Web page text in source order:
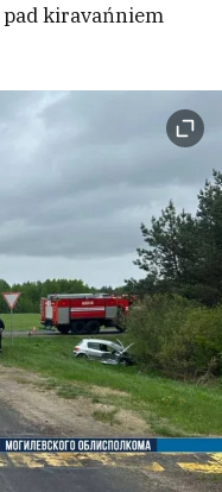
kiravańniem
Vilejskim i
1